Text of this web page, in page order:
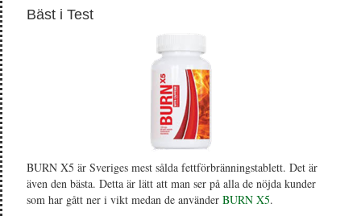
Bäst i Test
BURN X5 är Sveriges mest sålda fettförbränningstablett. Det är
även den bästa. Detta är lätt att man ser på alla de nöjda kunder
som har gått ner i vikt medan de använder BURN X5.